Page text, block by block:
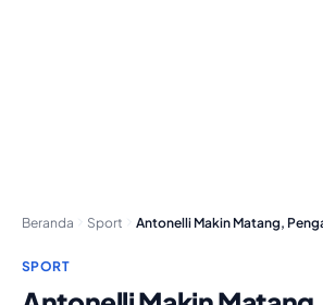
Beranda Sport
SPORT